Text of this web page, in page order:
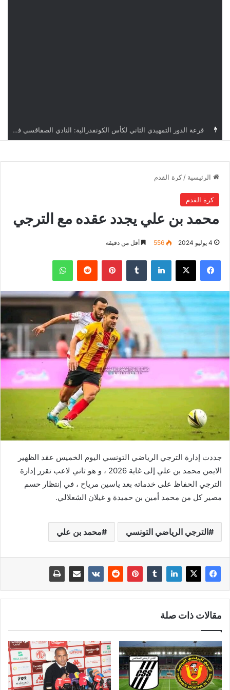
قرعة كأس الكونفدرالية: النادي الصفاقسي يواجه شوتينغ ستارز النيجيري وترجي جرجيس يصطدم بديامبارس السنغالي
الرئيسية / كرة القدم
كرة القدم
محمد بن علي يجدد عقده مع الترجي
4 يوليو 2024 556 أقل من دقيقة
فيسبوك ‫X لينكدإن بينتيريست واتساب
جددت إدارة الترجي الرياضي التونسي اليوم الخميس عقد الظهير
الايمن محمد بن علي إلى غاية 2026 ، و هو ثاني لاعب تقرر إدارة
الترجي الحفاظ على خدماته بعد ياسين مرياح ، في إنتظار حسم
مصير كل من محمد أمين بن حميدة و غيلان الشعلالي.
الترجي الرياضي التونسي محمد بن علي
مقالات ذات صلة